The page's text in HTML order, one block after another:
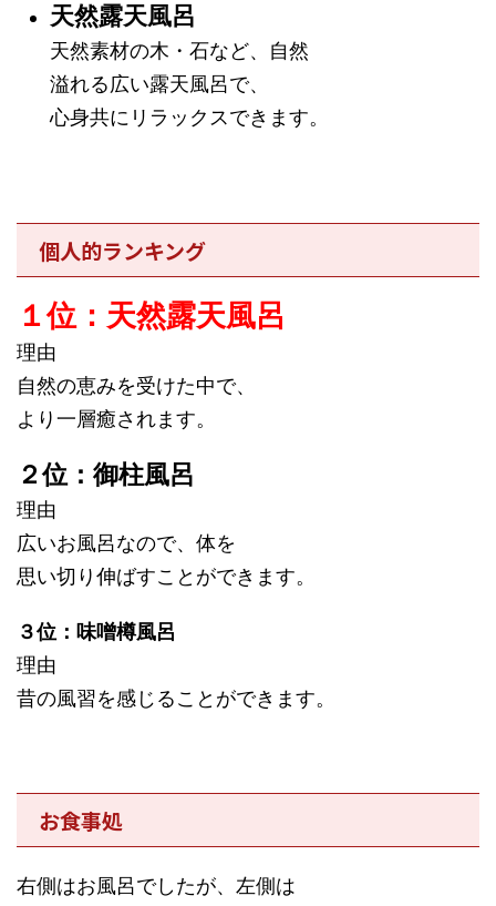
天然露天風呂
天然素材の木・石など、自然
溢れる広い露天風呂で、
心身共にリラックスできます。
個人的ランキング
１位：天然露天風呂
理由
自然の恵みを受けた中で、
より一層癒されます。
２位：御柱風呂
理由
広いお風呂なので、体を
思い切り伸ばすことができます。
３位：味噌樽風呂
理由
昔の風習を感じることができます。
お食事処
右側はお風呂でしたが、左側は